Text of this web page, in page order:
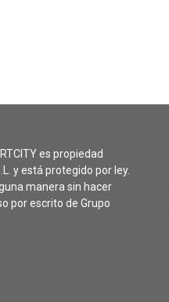
es propiedad
y está protegido por ley.
manera sin hacer
por escrito de Grupo